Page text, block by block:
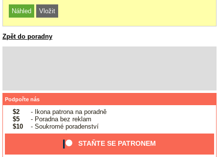
Zpět do poradny
Podpořte nás
$2
- Ikona patrona na poradně
$5
- Poradna bez reklam
$10
- Soukromé poradenství
STAŇTE SE PATRONEM